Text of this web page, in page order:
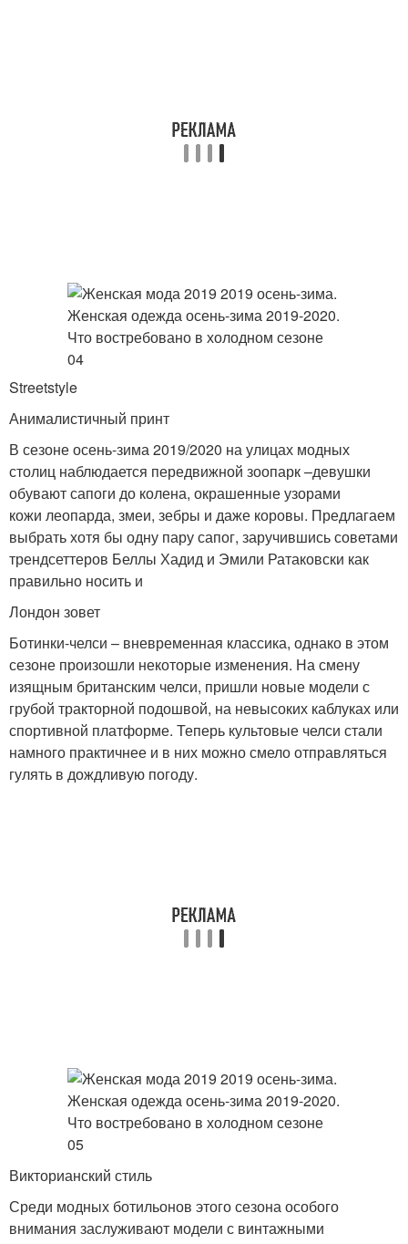
Streetstyle
Анималистичный принт
В сезоне осень-зима 2019/2020 на улицах модных
столиц наблюдается передвижной зоопарк –девушки
обувают сапоги до колена, окрашенные узорами
кожи леопарда, змеи, зебры и даже коровы. Предлагаем
выбрать хотя бы одну пару сапог, заручившись советами
трендсеттеров Беллы Хадид и Эмили Ратаковски как
правильно носить и
Лондон зовет
Ботинки-челси – вневременная классика, однако в этом
сезоне произошли некоторые изменения. На смену
изящным британским челси, пришли новые модели с
грубой тракторной подошвой, на невысоких каблуках или
спортивной платформе. Теперь культовые челси стали
намного практичнее и в них можно смело отправляться
гулять в дождливую погоду.
Викторианский стиль
Среди модных ботильонов этого сезона особого
внимания заслуживают модели с винтажными